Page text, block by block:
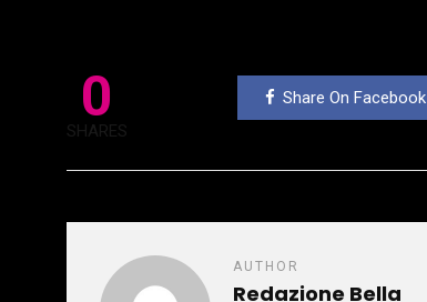
0
SHARES
Share On Facebook
AUTHOR
Redazione Bella